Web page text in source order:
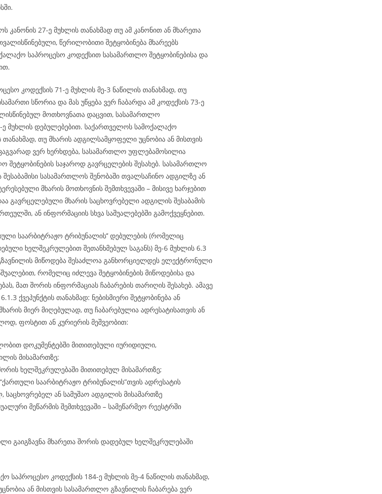
კანონის 27-ე მუხლის თანახმად თუ ამ კანონით ან მხარეთა
წერილობითი შეტყობინება მხარეებს
საპროცესო კოდექსით სასამართლო შეტყობინებისა და
კოდექსის 71-ე მუხლის მე-3 ნაწილის თანახმად, თუ
სწორია და მას უწყება ვერ ჩაბარდა ამ კოდექსის 73-ე
მოთხოვნათა დაცვით, სასამართლო
ე მუხლის დებულებებით. საქართველოს სამოქალაქო
თუ მხარის ადგილსამყოფელი უცნობია ან მისთვის
ვერ ხერხდება, სასამართლო უფლებამოსილია
შეტყობინების საჯაროდ გავრცელების შესახებ. სასამართლო
სასამართლოს შენობაში თვალსაჩინო ადგილზე ან
მხარის მოთხოვნის შემთხვევაში – მისივე ხარჯებით
გავრცელებული მხარის საცხოვრებელი ადგილის შესაბამის
ან ინფორმაციის სხვა საშუალებებში გამოქვეყნებით.
საარბიტრაჟო ტრიბუნალის’’ დებულების (რომელიც
ხელშეკრულებით შეთანხმებულ საგანს) მე-6 მუხლის 6.3
გზავნილის მიწოდება შესაძლოა განხორციელდეს ელექტრონული
რომელიც იძლევა შეტყობინების მიწოდებისა და
მათ შორის ინფორმაციას ჩაბარების თარიღის შესახებ. ამავე
ქვეპუნქტის თანახმად: ნებისმიერი შეტყობინება ან
მიერ მიღებულად, თუ ჩაბარებულია ადრესატისათვის ან
ფოსტით ან კურიერის მეშვეობით:
დოკუმენტებში მითითებული იურიდიული,
მისამართზე;
ხელშეკრულებაში მითითებულ მისამართზე;
საარბიტრაჟო ტრიბუნალის”თვის ადრესატის
ან სამუშაო ადგილის მისამართზე
მეწარმის შემთხვევაში – სამეწარმეო რეესტრში
გაიგზავნა მხარეთა შორის დადებულ ხელშეკრულებაში
საპროცესო კოდექსის 184-ე მუხლის მე-4 ნაწილის თანახმად,
ან მისთვის სასამართლო გზავნილის ჩაბარება ვერ